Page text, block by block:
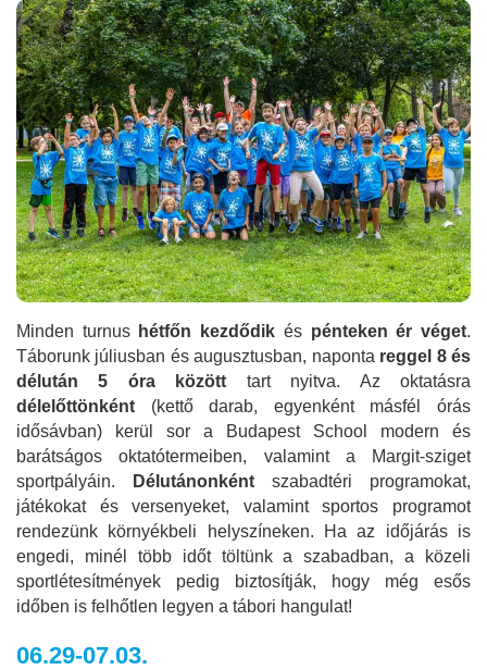
Minden turnus hétfőn kezdődik és pénteken ér véget.
Táborunk júliusban és augusztusban, naponta reggel 8 és
délután 5 óra között tart nyitva. Az oktatásra
délelőttönként (kettő darab, egyenként másfél órás
idősávban) kerül sor a Budapest School modern és
barátságos oktatótermeiben, valamint a Margit-sziget
sportpályáin.
Délutánonként szabadtéri programokat,
játékokat és versenyeket, valamint sportos programot
rendezünk környékbeli helyszíneken. Ha az időjárás is
engedi, minél több időt töltünk a szabadban, a közeli
sportlétesítmények pedig biztosítják, hogy még esős
időben is felhőtlen legyen a tábori hangulat!
06.29-07.03.